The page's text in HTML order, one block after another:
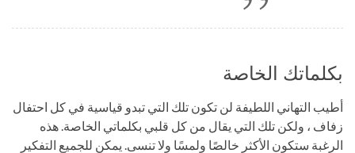
بكلماتك الخاصة
أطيب التهاني اللطيفة لن تكون تلك التي تبدو قياسية في كل احتفال
زفاف ، ولكن تلك التي يقال من كل قلبي بكلماتي الخاصة. هذه
الرغبة ستكون الأكثر خالصًا ولمسًا ولا تنسى. يمكن للجميع التفكير